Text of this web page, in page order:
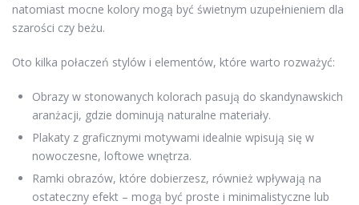
natomiast mocne kolory mogą być świetnym uzupełnieniem dla
szarości czy beżu.
Oto kilka połaczeń stylów i elementów, które warto rozważyć:
Obrazy w stonowanych kolorach pasują do skandynawskich
aranżacji, gdzie dominują naturalne materiały.
Plakaty z graficznymi motywami idealnie wpisują się w
nowoczesne, loftowe wnętrza.
Ramki obrazów, które dobierzesz, również wpływają na
ostateczny efekt – mogą być proste i minimalistyczne lub